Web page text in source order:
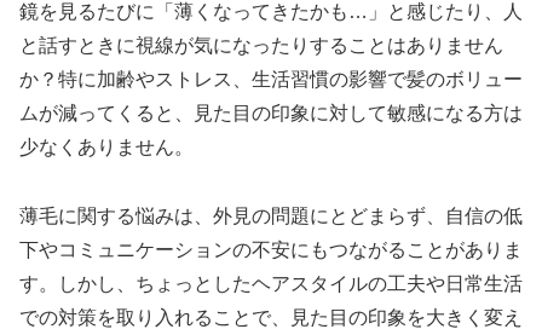
鏡を見るたびに「薄くなってきたかも…」と感じたり、人
と話すときに視線が気になったりすることはありません
か？特に加齢やストレス、生活習慣の影響で髪のボリュー
ムが減ってくると、見た目の印象に対して敏感になる方は
少なくありません。
薄毛に関する悩みは、外見の問題にとどまらず、自信の低
下やコミュニケーションの不安にもつながることがありま
す。しかし、ちょっとしたヘアスタイルの工夫や日常生活
での対策を取り入れることで、見た目の印象を大きく変え